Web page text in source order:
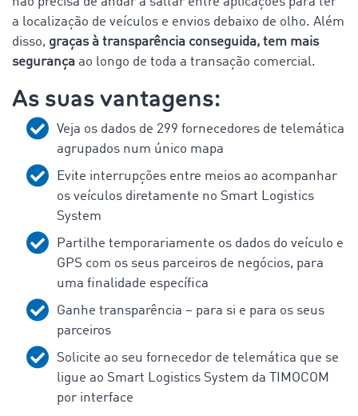
a localização de veículos e envios debaixo de olho. Além
disso, graças à transparência conseguida, tem mais
segurança ao longo de toda a transação comercial.
As suas vantagens:
Veja os dados de 299 fornecedores de telemática
agrupados num único mapa
Evite interrupções entre meios ao acompanhar
os veículos diretamente no Smart Logistics
System
Partilhe temporariamente os dados do veículo e
GPS com os seus parceiros de negócios, para
uma finalidade específica
Ganhe transparência – para si e para os seus
parceiros
Solicite ao seu fornecedor de telemática que se
ligue ao Smart Logistics System da TIMOCOM
por interface